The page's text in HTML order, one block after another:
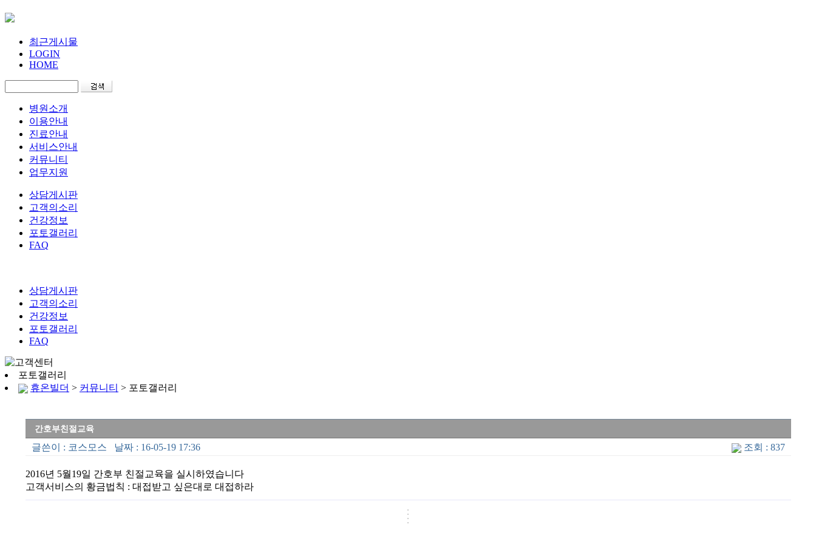
최근게시물
LOGIN
HOME
병원소개
이용안내
진료안내
서비스안내
커뮤니티
업무지원
상담게시판
고객의소리
건강정보
포토갤러리
FAQ
상담게시판
고객의소리
건강정보
포토갤러리
FAQ
포토갤러리
휴온빌더 > 커뮤니티 > 포토갤러리
간호부친절교육
글쓴이 : 코스모스 날짜 : 16-05-19 17:36 조회 : 837
2016년 5월19일 간호부 친절교육을 실시하였습니다
고객서비스의 황금법칙 : 대접받고 싶은대로 대접하라